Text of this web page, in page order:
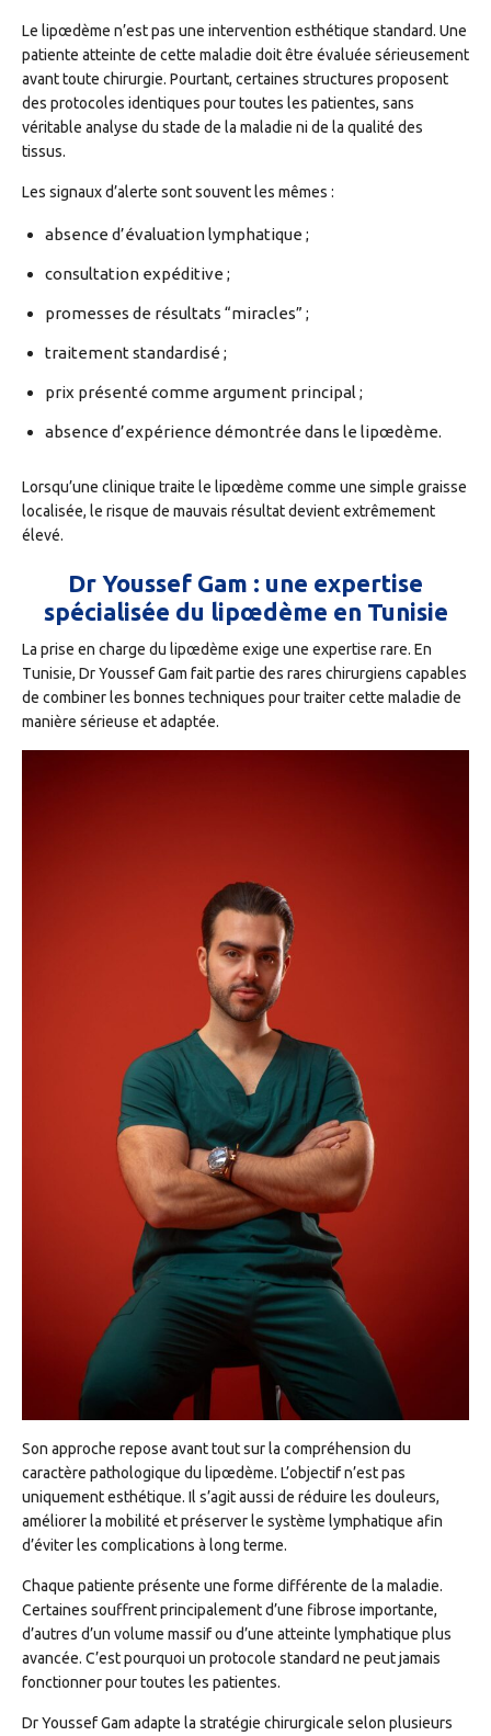
Le lipœdème n’est pas une intervention esthétique standard. Une
patiente atteinte de cette maladie doit être évaluée sérieusement
avant toute chirurgie. Pourtant, certaines structures proposent
des protocoles identiques pour toutes les patientes, sans
véritable analyse du stade de la maladie ni de la qualité des
tissus.
Les signaux d’alerte sont souvent les mêmes :
absence d’évaluation lymphatique ;
consultation expéditive ;
promesses de résultats “miracles” ;
traitement standardisé ;
prix présenté comme argument principal ;
absence d’expérience démontrée dans le lipœdème.
Lorsqu’une clinique traite le lipœdème comme une simple graisse
localisée, le risque de mauvais résultat devient extrêmement
élevé.
Dr Youssef Gam : une expertise
spécialisée du lipœdème en Tunisie
La prise en charge du lipœdème exige une expertise rare. En
Tunisie, Dr Youssef Gam fait partie des rares chirurgiens capables
de combiner les bonnes techniques pour traiter cette maladie de
manière sérieuse et adaptée.
Son approche repose avant tout sur la compréhension du
caractère pathologique du lipœdème. L’objectif n’est pas
uniquement esthétique. Il s’agit aussi de réduire les douleurs,
améliorer la mobilité et préserver le système lymphatique afin
d’éviter les complications à long terme.
Chaque patiente présente une forme différente de la maladie.
Certaines souffrent principalement d’une fibrose importante,
d’autres d’un volume massif ou d’une atteinte lymphatique plus
avancée. C’est pourquoi un protocole standard ne peut jamais
fonctionner pour toutes les patientes.
Dr Youssef Gam adapte la stratégie chirurgicale selon plusieurs